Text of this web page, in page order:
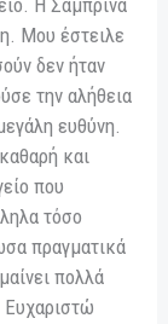
Η Σαμπρίνα
Μου έστειλε
δεν ήταν
την αλήθεια
ευθύνη.
και
που
τόσο
πραγματικά
πολλά